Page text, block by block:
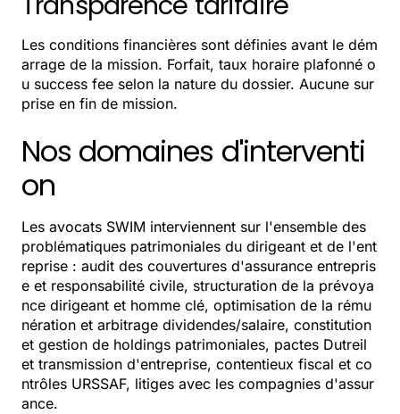
Les conditions financières sont définies avant le dém
arrage de la mission. Forfait, taux horaire plafonné o
u success fee selon la nature du dossier. Aucune sur
prise en fin de mission.
Nos domaines d'interventi
on
Les avocats SWIM interviennent sur l'ensemble des
problématiques patrimoniales du dirigeant et de l'ent
reprise : audit des couvertures d'assurance entrepris
e et responsabilité civile, structuration de la prévoya
nce dirigeant et homme clé, optimisation de la rému
nération et arbitrage dividendes/salaire, constitution
et gestion de holdings patrimoniales, pactes Dutreil
et transmission d'entreprise, contentieux fiscal et co
ntrôles URSSAF, litiges avec les compagnies d'assur
ance.